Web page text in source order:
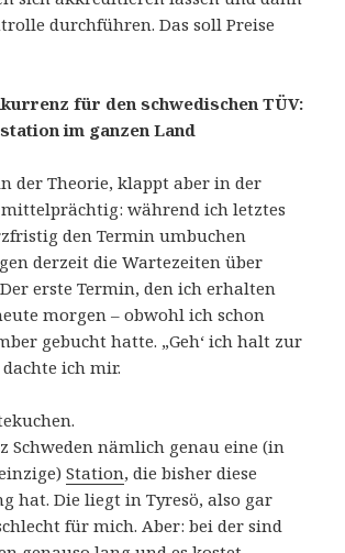
durchführen. Das soll Preise
für den schwedischen TÜV:
im ganzen Land
der Theorie, klappt aber in der
während ich letztes
den Termin umbuchen
derzeit die Wartezeiten über
erste Termin, den ich erhalten
morgen – obwohl ich schon
gebucht hatte. „Geh‘ ich halt zur
ich mir.
Schweden nämlich genau eine (in
Station, die bisher diese
hat. Die liegt in Tyresö, also gar
für mich. Aber: bei der sind